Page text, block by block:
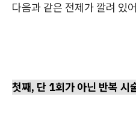
다음과 같은 전제가 깔려 있
첫째, 단 1회가 아닌 반복 시